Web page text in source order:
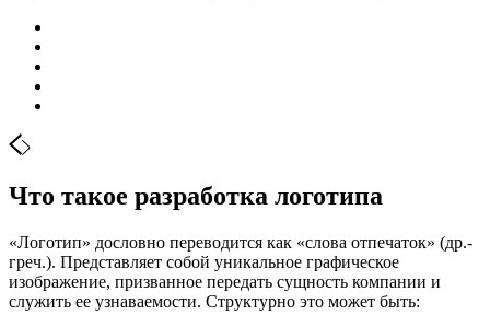
Что такое разработка логотипа
«Логотип» дословно переводится как «слова отпечаток» (др.-
греч.). Представляет собой уникальное графическое
изображение, призванное передать сущность компании и
служить ее узнаваемости. Структурно это может быть: